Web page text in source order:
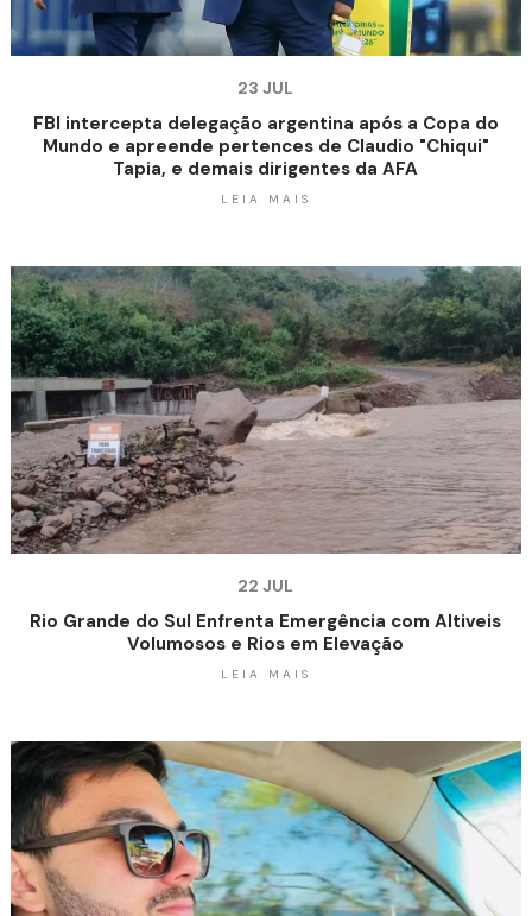
23 JUL
FBI intercepta delegação argentina após a Copa do
Mundo e apreende pertences de Claudio "Chiqui"
Tapia, e demais dirigentes da AFA
LEIA MAIS
22 JUL
Rio Grande do Sul Enfrenta Emergência com Altiveis
Volumosos e Rios em Elevação
LEIA MAIS